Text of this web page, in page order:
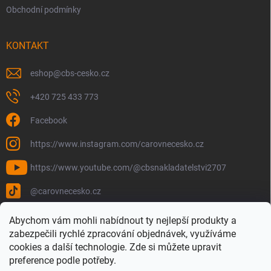
Abychom vám mohli nabídnout ty nejlepší produkty a
zabezpečili rychlé zpracování objednávek, využíváme
cookies a další technologie. Zde si můžete upravit
preference podle potřeby.
Obchodní podmínky
KONTAKT
eshop@cbs-cesko.cz
+420 725 433 773
Facebook
https://www.instagram.com/carovnecesko.cz
https://www.youtube.com/@cbsnakladatelstvi2707
@carovnecesko.cz